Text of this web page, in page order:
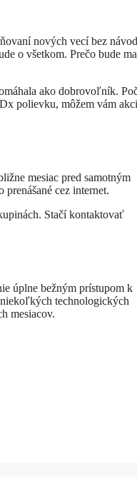
nových vecí bez
o všetkom. Prečo bude
ako dobrovoľník.
polievku, môžem vám
mesiac pred samotným
cez internet.
Stačí kontaktovať
úplne bežným prístupom k
technologických
mesiacov.